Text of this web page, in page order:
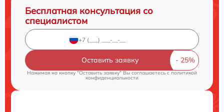
Бесплатная консультация со
специалистом
Оставить заявку
Нажимая на кнопку "Оставить заявку" Вы соглашаетесь c политикой
конфиденциальности